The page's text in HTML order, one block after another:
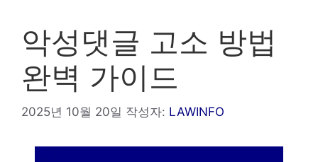
악성댓글 고소 방법
완벽 가이드
2025년 10월 20일 작성자: LAWINFO